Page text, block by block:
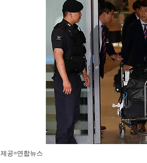
제공=연합뉴스